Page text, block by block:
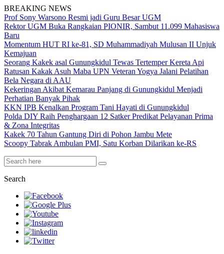
BREAKING NEWS
Prof Sony Warsono Resmi jadi Guru Besar UGM
Rektor UGM Buka Rangkaian PIONIR, Sambut 11.099 Mahasiswa
Baru
Momentum HUT RI ke-81, SD Muhammadiyah Mulusan II Unjuk
Kemajuan
Seorang Kakek asal Gunungkidul Tewas Tertemper Kereta Api
Ratusan Kakak Asuh Maba UPN Veteran Yogya Jalani Pelatihan
Bela Negara di AAU
Kekeringan Akibat Kemarau Panjang di Gunungkidul Menjadi
Perhatian Banyak Pihak
KKN IPB Kenalkan Program Tani Hayati di Gunungkidul
Polda DIY Raih Penghargaan 12 Satker Predikat Pelayanan Prima
& Zona Integritas
Kakek 70 Tahun Gantung Diri di Pohon Jambu Mete
Scoopy Tabrak Ambulan PMI, Satu Korban Dilarikan ke-RS
Search